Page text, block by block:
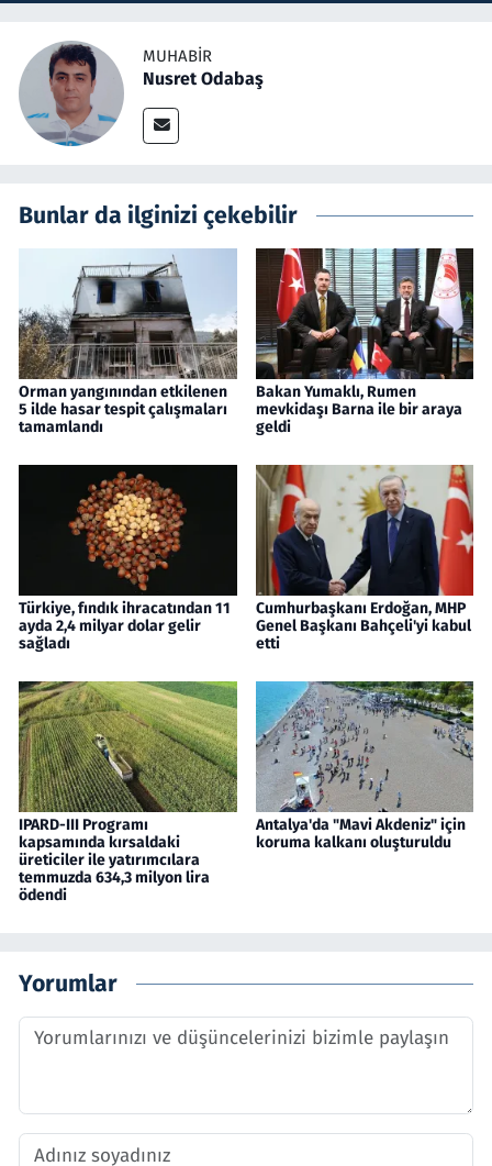
MUHABIR
Nusret Odabaş
Bunlar da ilginizi çekebilir
Orman yangınından etkilenen
5 ilde hasar tespit çalışmaları
tamamlandı
Bakan Yumaklı, Rumen
mevkidaşı Barna ile bir araya
geldi
Türkiye, fındık ihracatından 11
ayda 2,4 milyar dolar gelir
sağladı
Cumhurbaşkanı Erdoğan, MHP
Genel Başkanı Bahçeli'yi kabul
etti
IPARD-III Programı
kapsamında kırsaldaki
üreticiler ile yatırımcılara
temmuzda 634,3 milyon lira
ödendi
Antalya'da "Mavi Akdeniz" için
koruma kalkanı oluşturuldu
Yorumlar